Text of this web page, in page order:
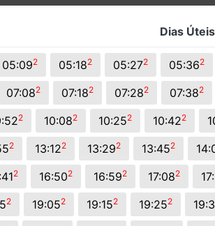
Dias Úteis
05:092 05:182 05:272 05:362
07:082 07:182 07:282 07:382
2 10:082 10:252 10:422
2 13:122 13:292 13:452
2 16:502 16:592 17:082
2 19:052 19:152 19:252